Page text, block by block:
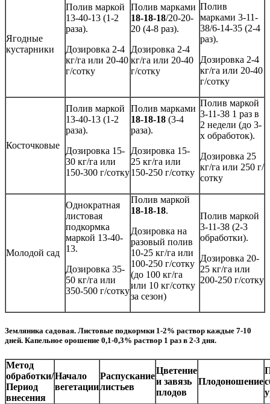
Ягодные
кустарники
Полив маркой
13-40-13 (1-2
раза).
Дозировка 2-4
кг/га или 20-40
г/сотку
Полив марками
18-18-18/20-20-
20 (4-8 раз).
Дозировка 2-4
кг/га или 20-40
г/сотку
Полив
марками 3-11-
38/6-14-35 (2-4
раз).
Дозировка 2-4
кг/га или 20-40
г/сотку
Косточковые
Полив маркой
13-40-13 (1-2
раза).
Дозировка 15-
30 кг/га или
150-300 г/сотку
Полив марками
18-18-18 (3-4
раза).
Дозировка 15-
25 кг/га или
150-250 г/сотку
Полив маркой
3-11-38 1 раз в
2 недели (до 3-
х обработок).
Дозировка 25
кг/га или 250 г/
сотку
Молодой сад
Однократная
листовая
подкормка
маркой 13-40-
13.
Дозировка 35-
50 кг/га или
350-500 г/сотку
Полив маркой
18-18-18.
Дозировка на
разовый полив
10-25 кг/га или
100-250 г/сотку
(до 100 кг/га
или 10 кг/сотку
за сезон)
Полив маркой
3-11-38 (2-3
обработки).
Дозировка 20-
25 кг/га или
200-250 г/сотку
Земляника садовая. Листовые подкормки 1-2% раствор каждые 7-10
дней. Капельное орошение 0,1-0,3% раствор 1 раз в 2-3 дня.
Метод
обработки/
Период
внесения
Начало
вегетации
Распускание
листьев
Цветение
и завязь
плодов
Плодоношение